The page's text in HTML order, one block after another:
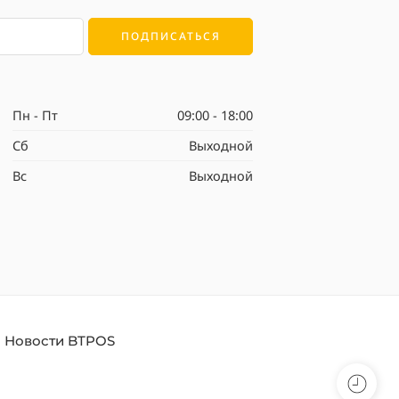
Пн - Пт
09:00 - 18:00
Сб
Выходной
Вс
Выходной
Новости BTPOS